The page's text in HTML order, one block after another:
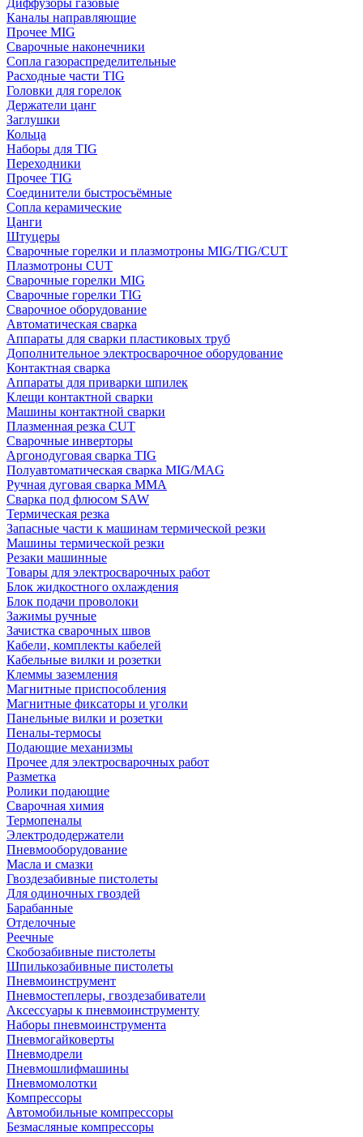
Диффузоры газовые
Каналы направляющие
Прочее MIG
Сварочные наконечники
Сопла газораспределительные
Расходные части TIG
Головки для горелок
Держатели цанг
Заглушки
Кольца
Наборы для TIG
Переходники
Прочее TIG
Соединители быстросъёмные
Сопла керамические
Цанги
Штуцеры
Сварочные горелки и плазмотроны MIG/TIG/CUT
Плазмотроны CUT
Сварочные горелки MIG
Сварочные горелки TIG
Сварочное оборудование
Автоматическая сварка
Аппараты для сварки пластиковых труб
Дополнительное электросварочное оборудование
Контактная сварка
Аппараты для приварки шпилек
Клещи контактной сварки
Машины контактной сварки
Плазменная резка CUT
Сварочные инверторы
Аргонодуговая сварка TIG
Полуавтоматическая сварка MIG/MAG
Ручная дуговая сварка MMA
Сварка под флюсом SAW
Термическая резка
Запасные части к машинам термической резки
Машины термической резки
Резаки машинные
Товары для электросварочных работ
Блок жидкостного охлаждения
Блок подачи проволоки
Зажимы ручные
Зачистка сварочных швов
Кабели, комплекты кабелей
Кабельные вилки и розетки
Клеммы заземления
Магнитные приспособления
Магнитные фиксаторы и уголки
Панельные вилки и розетки
Пеналы-термосы
Подающие механизмы
Прочее для электросварочных работ
Разметка
Ролики подающие
Сварочная химия
Термопеналы
Электрододержатели
Пневмооборудование
Масла и смазки
Гвоздезабивные пистолеты
Для одиночных гвоздей
Барабанные
Отделочные
Реечные
Скобозабивные пистолеты
Шпилькозабивные пистолеты
Пневмоинструмент
Пневмостеплеры, гвоздезабиватели
Аксессуары к пневмоинструменту
Наборы пневмоинструмента
Пневмогайковерты
Пневмодрели
Пневмошлифмашины
Пневмомолотки
Компрессоры
Автомобильные компрессоры
Безмасляные компрессоры